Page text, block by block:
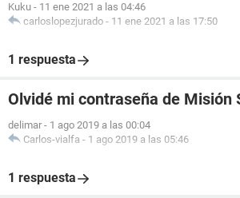
Kuku - 11 ene 2021 a las 04:46
carloslopezjurado - 11 ene 2021 a las 17:50
1 respuesta
Olvidé mi contraseña de Misión
delimar - 1 ago 2019 a las 00:04
Carlos-vialfa - 1 ago 2019 a las 05:46
1 respuesta